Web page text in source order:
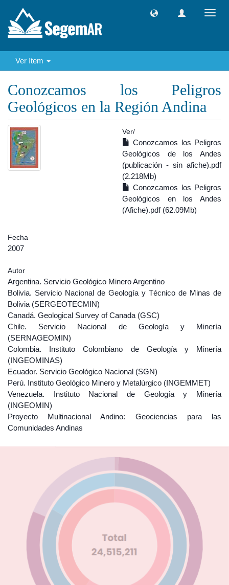
Ver ítem
Conozcamos los Peligros
Geológicos en la Región Andina
Ver/
Conozcamos los Peligros
Geológicos de los Andes
(publicación - sin afiche).pdf
(2.218Mb)
Conozcamos los Peligros
Geológicos en los Andes
(Afiche).pdf (62.09Mb)
Fecha
2007
Autor
Argentina. Servicio Geológico Minero Argentino
Bolivia. Servicio Nacional de Geología y Técnico de Minas de
Bolivia (SERGEOTECMIN)
Canadá. Geological Survey of Canada (GSC)
Chile. Servicio Nacional de Geología y Minería
(SERNAGEOMIN)
Colombia. Instituto Colombiano de Geología y Minería
(INGEOMINAS)
Ecuador. Servicio Geológico Nacional (SGN)
Perú. Instituto Geológico Minero y Metalúrgico (INGEMMET)
Venezuela. Instituto Nacional de Geología y Minería
(INGEOMIN)
Proyecto Multinacional Andino: Geociencias para las
Comunidades Andinas